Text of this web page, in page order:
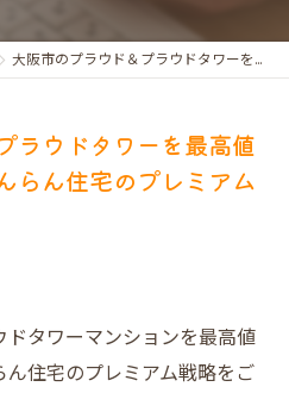
大阪市のプラウド＆プラウドタワーを最高値で売却する秘訣！だんらん住宅のプレミアム戦略を徹底解説
ラウドタワーを最高値
らん住宅のプレミアム
タワーマンションを最高値
住宅のプレミアム戦略をご